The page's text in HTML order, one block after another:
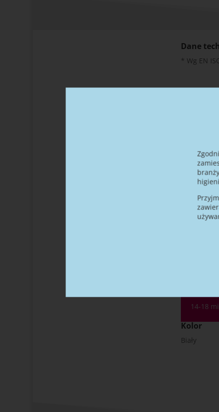
Dane
* Wg EN
50 ml /
Czas
30 s
14-18
Kolor
Biały